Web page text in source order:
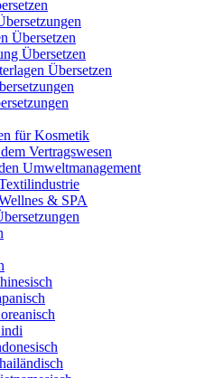
Übersetzen
Übersetzen
Übersetzen
für Kosmetik
Vertragswesen
Umweltmanagement
& SPA